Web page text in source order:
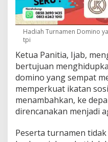
Hadiah Turnamen Domino
tpi
Ketua Panitia, Ijab,
bertujuan
domino yang sempat
memperkuat ikatan
menambahkan, ke
direncanakan menjadi
Peserta turnamen